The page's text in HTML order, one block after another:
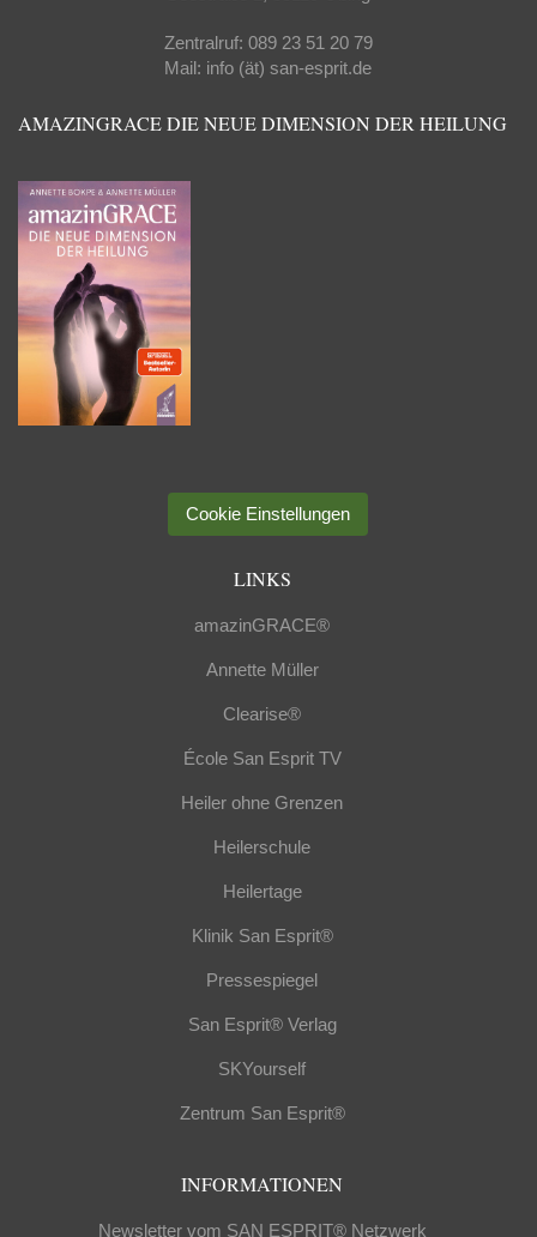
Zentralruf: 089 23 51 20 79
Mail: info (ät) san-esprit.de
AMAZINGRACE DIE NEUE DIMENSION DER HEILUNG
Cookie Einstellungen
LINKS
amazinGRACE®
Annette Müller
Clearise®
École San Esprit TV
Heiler ohne Grenzen
Heilerschule
Heilertage
Klinik San Esprit®
Pressespiegel
San Esprit® Verlag
SKYourself
Zentrum San Esprit®
INFORMATIONEN
Newsletter vom SAN ESPRIT® Netzwerk